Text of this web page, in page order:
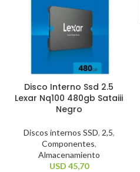
Disco Interno Ssd 2.5
Lexar Nq100 480gb Sataiii
Negro
Discos internos SSD, 2,5,
Componentes,
Almacenamiento
USD 45,70